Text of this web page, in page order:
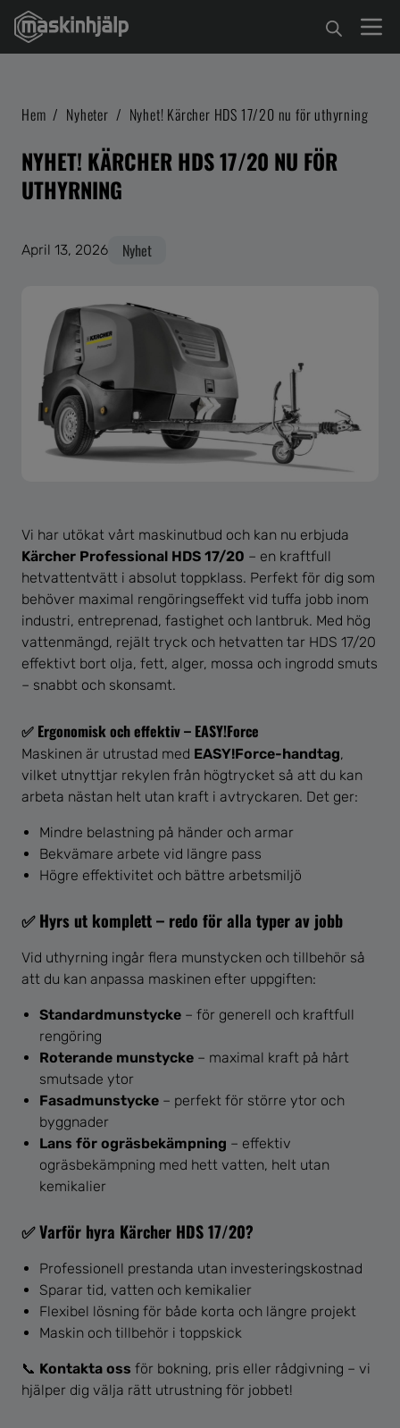
Hem / Nyheter / Nyhet! Kärcher HDS 17/20 nu för uthyrning
NYHET! KÄRCHER HDS 17/20 NU FÖR
UTHYRNING
April 13, 2026 Nyhet
Vi har utökat vårt maskinutbud och kan nu erbjuda
Kärcher Professional HDS 17/20 – en kraftfull
hetvattentvätt i absolut toppklass. Perfekt för dig som
behöver maximal rengöringseffekt vid tuffa jobb inom
industri, entreprenad, fastighet och lantbruk. Med hög
vattenmängd, rejält tryck och hetvatten tar HDS 17/20
effektivt bort olja, fett, alger, mossa och ingrodd smuts
– snabbt och skonsamt.
✅ Ergonomisk och effektiv – EASY!Force
Maskinen är utrustad med EASY!Force-handtag,
vilket utnyttjar rekylen från högtrycket så att du kan
arbeta nästan helt utan kraft i avtryckaren. Det ger:
Mindre belastning på händer och armar
Bekvämare arbete vid längre pass
Högre effektivitet och bättre arbetsmiljö
✅ Hyrs ut komplett – redo för alla typer av jobb
Vid uthyrning ingår flera munstycken och tillbehör så
att du kan anpassa maskinen efter uppgiften:
Standardmunstycke – för generell och kraftfull
rengöring
Roterande munstycke – maximal kraft på hårt
smutsade ytor
Fasadmunstycke – perfekt för större ytor och
byggnader
Lans för ogräsbekämpning – effektiv
ogräsbekämpning med hett vatten, helt utan
kemikalier
✅ Varför hyra Kärcher HDS 17/20?
Professionell prestanda utan investeringskostnad
Sparar tid, vatten och kemikalier
Flexibel lösning för både korta och längre projekt
Maskin och tillbehör i toppskick
📞 Kontakta oss för bokning, pris eller rådgivning – vi
hjälper dig välja rätt utrustning för jobbet!